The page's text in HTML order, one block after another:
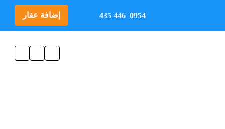
0954 446 435 إضافة عقار